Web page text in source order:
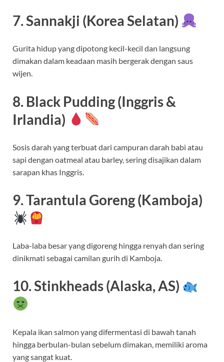
7. Sannakji (Korea Selatan)
Gurita hidup yang dipotong kecil-kecil dan langsung
dimakan dalam keadaan masih bergerak dengan saus
wijen.
8. Black Pudding (Inggris &
Irlandia)
Sosis darah yang terbuat dari campuran darah babi atau
sapi dengan oatmeal atau barley, sering disajikan dalam
sarapan khas Inggris.
9. Tarantula Goreng (Kamboja)
Laba-laba besar yang digoreng hingga renyah dan sering
dinikmati sebagai camilan gurih di Kamboja.
10. Stinkheads (Alaska, AS)
Kepala ikan salmon yang difermentasi di bawah tanah
hingga berbulan-bulan sebelum dimakan, memiliki aroma
yang sangat kuat.